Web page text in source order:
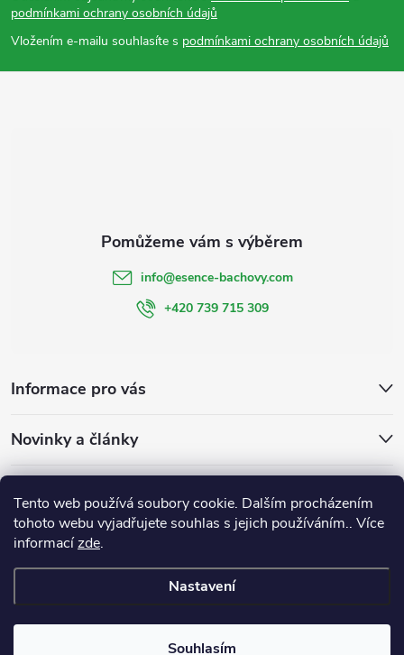
Tento web používá soubory cookie. Dalším procházením
tohoto webu vyjadřujete souhlas s jejich používáním.. Více
informacízde.
Nastavení
Souhlasím
a
podmínkami ochrany osobních údajů
Vložením e-mailu souhlasíte s podmínkami ochrany osobních údajů
Informace pro vás
Novinky a články
info@esence-bachovy.com
+420 739 715 309
Bachovykapky
Copyright 2026Esence Bachovy. Všechna práva vyhrazena.